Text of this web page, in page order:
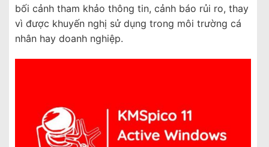
bối cảnh tham khảo thông tin, cảnh báo rủi ro, thay
vì được khuyến nghị sử dụng trong môi trường cá
nhân hay doanh nghiệp.